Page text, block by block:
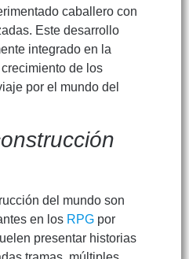
caballero con
Este desarrollo
integrado en la
de los
por el mundo del
del mundo son
en los RPG por
presentar historias